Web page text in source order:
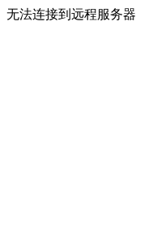
无法连接到远程服务器